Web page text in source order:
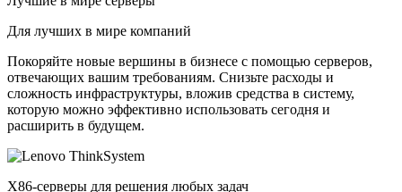
Для лучших в мире компаний
Покоряйте новые вершины в бизнесе с помощью серверов,
отвечающих вашим требованиям. Снизьте расходы и
сложность инфраструктуры, вложив средства в систему,
которую можно эффективно использовать сегодня и
расширить в будущем.
X86-серверы для решения любых задач